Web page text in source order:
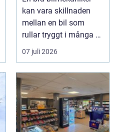
kan vara skillnaden
mellan en bil som
rullar tryggt i många år
och återkommande ...
07 juli 2026